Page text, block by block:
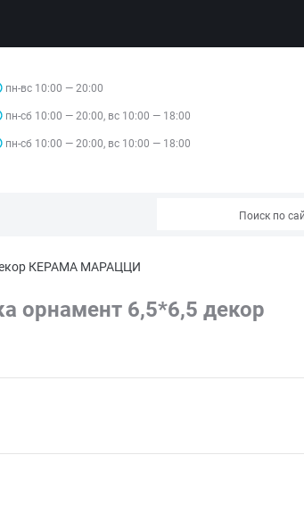
пн-вс 10:00 — 20:00
пн-сб 10:00 — 20:00, вс 10:00 — 18:00
пн-сб 10:00 — 20:00, вс 10:00 — 18:00
КЕРАМА МАРАЦЦИ
орнамент 6,5*6,5 декор